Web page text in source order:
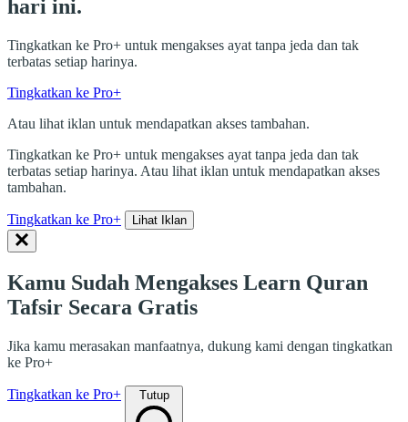
hari ini.
Tingkatkan ke Pro+ untuk mengakses ayat tanpa jeda dan tak
terbatas setiap harinya.
Tingkatkan ke Pro+
Atau lihat iklan untuk mendapatkan akses tambahan.
Tingkatkan ke Pro+ untuk mengakses ayat tanpa jeda dan tak
terbatas setiap harinya. Atau lihat iklan untuk mendapatkan akses
tambahan.
Tingkatkan ke Pro+ Lihat Iklan
Kamu Sudah Mengakses Learn Quran
Tafsir Secara Gratis
Jika kamu merasakan manfaatnya, dukung kami dengan tingkatkan
ke Pro+
Tingkatkan ke Pro+ Tutup